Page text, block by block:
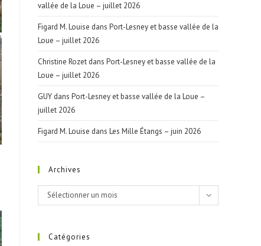
vallée de la Loue – juillet 2026
Figard M. Louise dans Port-Lesney et basse vallée de la
Loue – juillet 2026
Christine Rozet dans Port-Lesney et basse vallée de la
Loue – juillet 2026
GUY dans Port-Lesney et basse vallée de la Loue –
juillet 2026
Figard M. Louise dans Les Mille Étangs – juin 2026
Archives
Archives
Sélectionner un mois
Catégories